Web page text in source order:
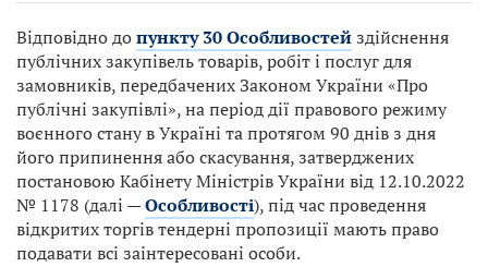
Відповідно допункту 30 Особливостейздійснення
публічних закупівель товарів, робіт і послуг для
замовників, передбачених Законом України «Про
публічні закупівлі», на період дії правового режиму
воєнного стану в Україні та протягом 90 днів з дня
його припинення або скасування, затверджених
постановою Кабінету Міністрів України від 12.10.2022
№ 1178 (далі —Особливості), під час проведення
відкритих торгів тендерні пропозиції мають право
подавати всі заінтересовані особи.